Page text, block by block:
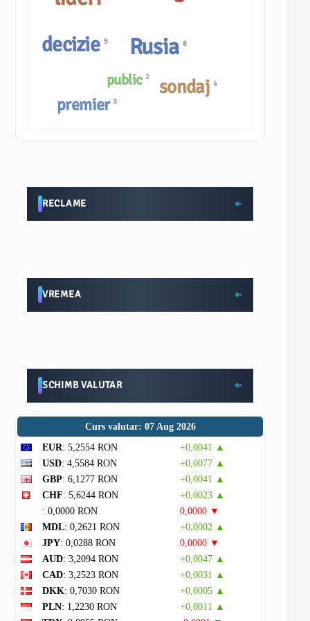
public 2
premier 3
sondaj4
decizie 5 Rusia6
RECLAME
VREMEA
SCHIMB VALUTAR
Curs valutar: 07 Aug 2026
EUR: 5,2554 RON
+0,0041 ▲
USD: 4,5584 RON
+0,0077 ▲
GBP: 6,1277 RON
+0,0041 ▲
CHF: 5,6244 RON
+0,0023 ▲
: 0,0000 RON
0,0000 ▼
MDL: 0,2621 RON
+0,0002 ▲
JPY: 0,0288 RON
0,0000 ▼
AUD: 3,2094 RON
+0,0047 ▲
CAD: 3,2523 RON
+0,0031 ▲
DKK: 0,7030 RON
+0,0005 ▲
PLN: 1,2230 RON
+0,0011 ▲